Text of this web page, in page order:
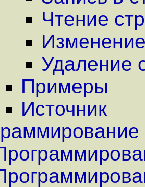
Чтение
Удаление
Примеры
Источник